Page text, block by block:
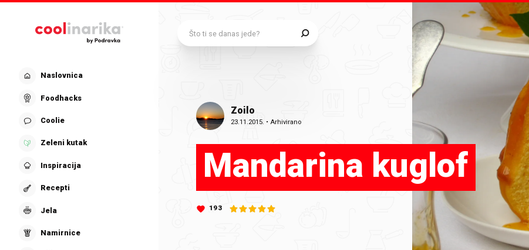
Naslovnica
Foodhacks
Coolie
Zeleni kutak
Inspiracija
Recepti
Jela
Namirnice
Zoilo
23.11.2015. •Arhivirano
Mandarina kuglof
193
Što ti se danas jede?